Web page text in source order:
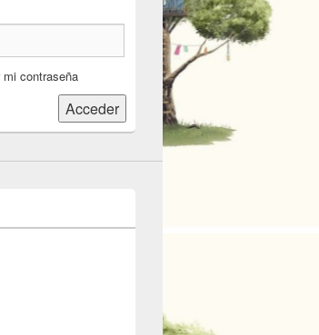
mi contraseña
Acceder